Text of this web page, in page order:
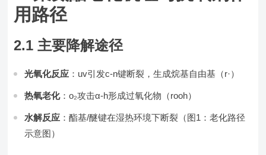
用路径
2.1 主要降解途径
光氧化反应 ：uv引发c-n键断裂，生成烷基自由基（r·）
热氧老化：o₂攻击α-h形成过氧化物（rooh）
水解反应 ：酯基/醚键在湿热环境下断裂（图1：老化路径
示意图）